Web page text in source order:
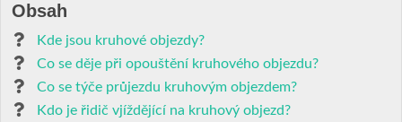
Obsah
Kde jsou kruhové objezdy?
Co se děje při opouštění kruhového objezdu?
Co se týče průjezdu kruhovým objezdem?
Kdo je řidič vjíždějící na kruhový objezd?